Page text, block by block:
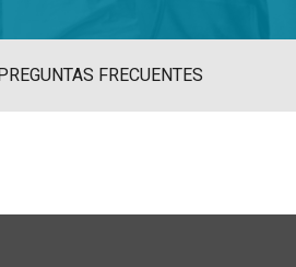
FRECUENTES